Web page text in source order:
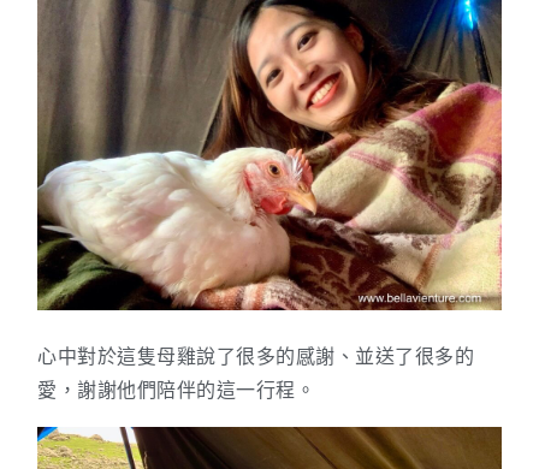
心中對於這隻母雞說了很多的感謝、並送了很多的
愛，謝謝他們陪伴的這一行程。